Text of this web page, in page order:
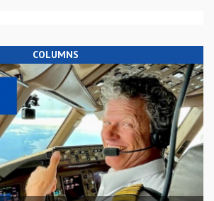
COLUMNS